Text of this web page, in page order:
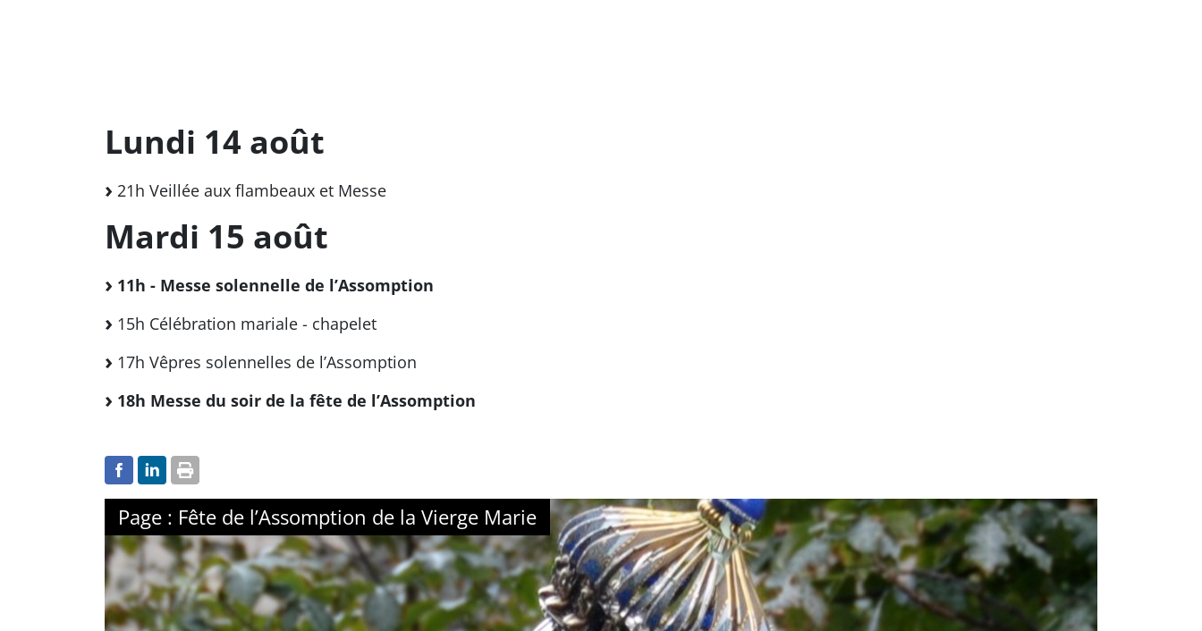
Lundi 14 août
21h Veillée aux flambeaux et Messe
Mardi 15 août
11h - Messe solennelle de l’Assomption
15h Célébration mariale - chapelet
17h Vêpres solennelles de l’Assomption
18h Messe du soir de la fête de l’Assomption
Page : Fête de l’Assomption de la Vierge Marie